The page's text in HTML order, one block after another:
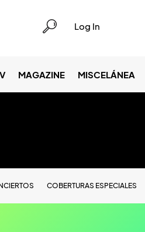
Log In
MAGAZINE MISCELÁNEA
COBERTURAS ESPECIALES